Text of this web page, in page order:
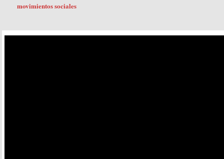
movimientos sociales